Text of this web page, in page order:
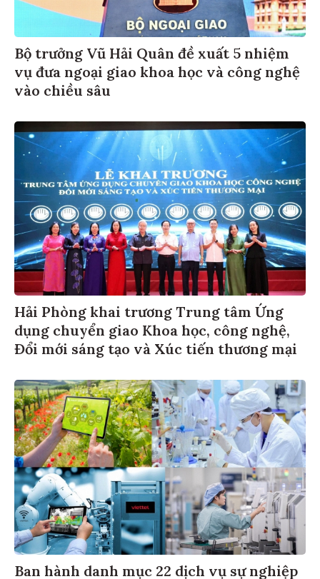
Bộ trưởng Vũ Hải Quân đề xuất 5 nhiệm
vụ đưa ngoại giao khoa học và công nghệ
vào chiều sâu
Hải Phòng khai trương Trung tâm Ứng
dụng chuyển giao Khoa học, công nghệ,
Đổi mới sáng tạo và Xúc tiến thương mại
Ban hành danh mục 22 dịch vụ sự nghiệp